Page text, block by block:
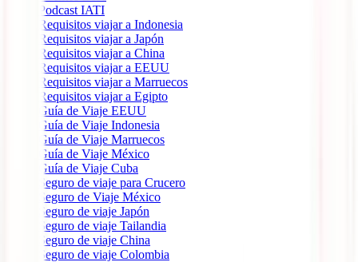
Podcast IATI
Requisitos viajar a Indonesia
Requisitos viajar a Japón
Requisitos viajar a China
Requisitos viajar a EEUU
Requisitos viajar a Marruecos
Requisitos viajar a Egipto
Guía de Viaje EEUU
Guía de Viaje Indonesia
Guía de Viaje Marruecos
Guía de Viaje México
Guía de Viaje Cuba
Seguro de viaje para Crucero
Seguro de Viaje México
Seguro de viaje Japón
Seguro de viaje Tailandia
Seguro de viaje China
Seguro de viaje Colombia